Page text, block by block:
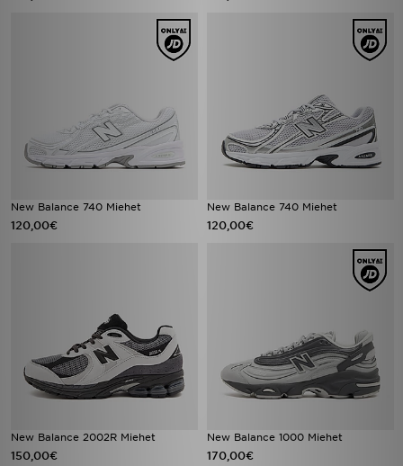
New Balance 740 Miehet
120,00€
New Balance 740 Miehet
120,00€
New Balance 2002R Miehet
150,00€
New Balance 1000 Miehet
170,00€